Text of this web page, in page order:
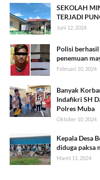
SEKOLAH
TERJADI
Juni 12, 2024
Polisi
penemuan
Februari 10, 2024
Banyak
Indafikri SH
Polres Muba
Oktober 10, 2024
Kepala Desa
diduga paksa
Maret 11, 2024